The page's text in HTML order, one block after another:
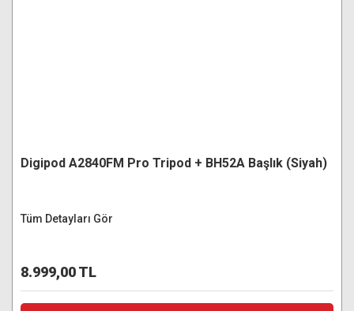
Digipod A2840FM Pro Tripod + BH52A Başlık (Siyah)
Tüm Detayları Gör
8.999,00 TL